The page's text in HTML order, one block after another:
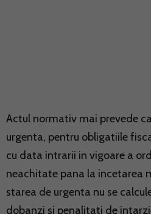
Actul normativ mai prevede
urgenta, pentru obligatiile
cu data intrarii in vigoare a
neachitate pana la incetarea
starea de urgenta nu se
dobanzi si penalitati de